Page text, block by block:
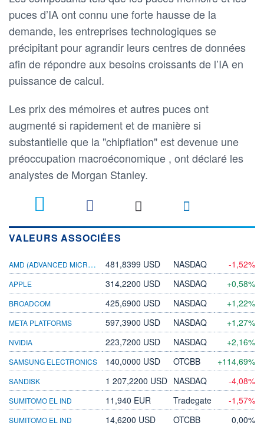
puces d’IA ont connu une forte hausse de la
demande, les entreprises technologiques se
précipitant pour agrandir leurs centres de données
afin de répondre aux besoins croissants de l’IA en
puissance de calcul.
Les prix des mémoires et autres puces ont
augmenté si rapidement et de manière si
substantielle que la "chipflation" est devenue une
préoccupation macroéconomique , ont déclaré les
analystes de Morgan Stanley.
VALEURS ASSOCIÉES
AMD (ADVANCED MICRO DEVICES) 481,8399 USD NASDAQ -1,52%
APPLE 314,2200 USD NASDAQ +0,58%
BROADCOM 425,6900 USD NASDAQ +1,22%
META PLATFORMS 597,3900 USD NASDAQ +1,27%
NVIDIA 223,7200 USD NASDAQ +2,16%
SAMSUNG ELECTRONICS 140,0000 USD OTCBB +114,69%
SANDISK 1 207,2200 USD NASDAQ -4,08%
SUMITOMO EL IND 11,940 EUR Tradegate -1,57%
SUMITOMO EL IND 14,6200 USD OTCBB 0,00%